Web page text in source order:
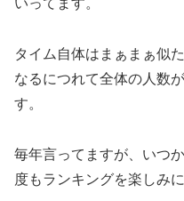
いってます。
タイム自体はまぁまぁ似
なるにつれて全体の人数
す。
毎年言ってますが、いつ
度もランキングを楽しみ